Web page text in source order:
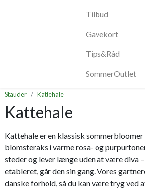
Tilbud
Gavekort
Tips&Råd
SommerOutlet
Stauder Kattehale
Kattehale
Kattehale er en klassisk sommerbloomer
blomsteraks i varme rosa- og
steder og lever længe uden at være diva
etableret, går den sin gang. Vores
danske forhold, så du kan være tryg ved